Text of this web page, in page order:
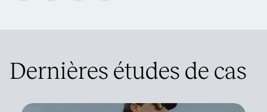
Dernières études de cas